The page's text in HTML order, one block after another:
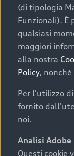
Cosa
auto
I requisiti
acquistare
(di tipologia
Funzionali). È
qualsiasi
maggiori
alla nostra
Policy, nonché
Per l'utilizzo
fornito
noi.
Analisi Adobe
Questi cookie